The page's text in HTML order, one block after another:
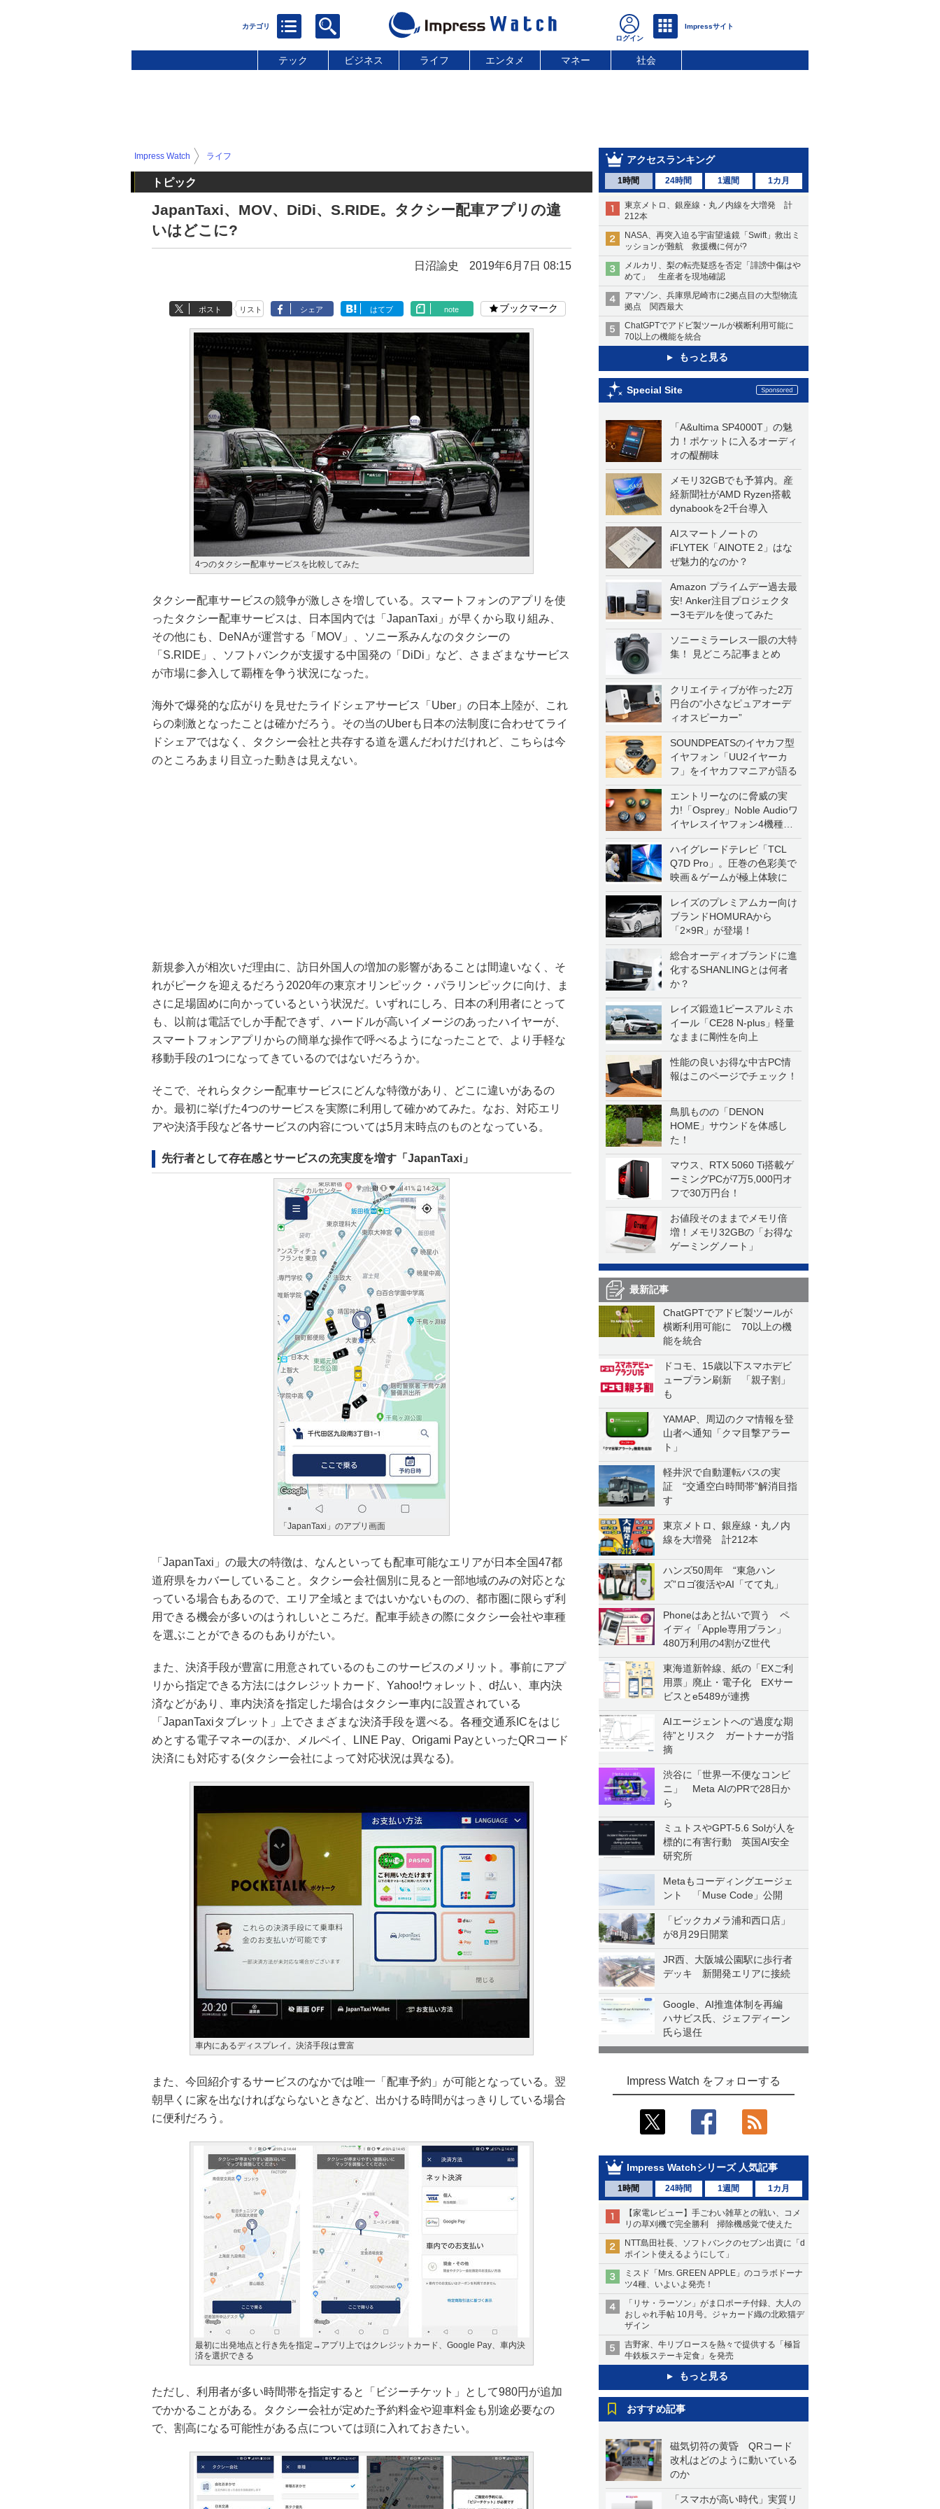
テック ビジネス ライフ エンタメ マネー 社会
アクセスランキング
1時間 24時間 1週間 1カ月
東京メトロ、銀座線・丸ノ内線を大増発 計
212本
NASA、再突入迫る宇宙望遠鏡「Swift」救出ミ
ッションが難航 救援機に何が?
メルカリ、梨の転売疑惑を否定「誹謗中傷はや
めて」 生産者を現地確認
アマゾン、兵庫県尼崎市に2拠点目の大型物流
拠点 関西最大
ChatGPTでアドビ製ツールが横断利用可能に
70以上の機能を統合
もっと見る
Special Site
「A&ultima SP4000T」の魅
力！ポケットに入るオーディ
オの醍醐味
メモリ32GBでも予算内。産
経新聞社がAMD Ryzen搭載
dynabookを2千台導入
AIスマートノートの
iFLYTEK「AINOTE 2」はな
ぜ魅力的なのか？
Amazon プライムデー過去最
安! Anker注目プロジェクタ
ー3モデルを使ってみた
ソニーミラーレス一眼の大特
集！ 見どころ記事まとめ
クリエイティブが作った2万
円台の“小さなピュアオーデ
ィオスピーカー”
SOUNDPEATSのイヤカフ型
イヤフォン「UU2イヤーカ
フ」をイヤカフマニアが語る
エントリーなのに脅威の実
力!「Osprey」Noble Audioワ
イヤレスイヤフォン4機種を
一気に聴く
ハイグレードテレビ「TCL
Q7D Pro」。圧巻の色彩美で
映画＆ゲームが極上体験に
レイズのプレミアムカー向け
ブランドHOMURAから
「2×9R」が登場！
総合オーディオブランドに進
化するSHANLINGとは何者
か？
レイズ鍛造1ピースアルミホ
イール「CE28 N-plus」軽量
なままに剛性を向上
性能の良いお得な中古PC情
報はこのページでチェック！
鳥肌ものの「DENON
HOME」サウンドを体感し
た！
マウス、RTX 5060 Ti搭載ゲ
ーミングPCが7万5,000円オ
フで30万円台！
お値段そのままでメモリ倍
増！メモリ32GBの「お得な
ゲーミングノート」
最新記事
ChatGPTでアドビ製ツールが
横断利用可能に 70以上の機
能を統合
ドコモ、15歳以下スマホデビ
ュープラン刷新 「親子割」
も
YAMAP、周辺のクマ情報を登
山者へ通知「クマ目撃アラー
ト」
軽井沢で自動運転バスの実
証 “交通空白時間帯”解消目指
す
東京メトロ、銀座線・丸ノ内
線を大増発 計212本
ハンズ50周年 “東急ハン
ズ”ロゴ復活やAI「てて丸」
Phoneはあと払いで買う ペ
イディ「Apple専用プラン」
480万利用の4割がZ世代
東海道新幹線、紙の「EXご利
用票」廃止・電子化 EXサー
ビスとe5489が連携
AIエージェントへの“過度な期
待”とリスク ガートナーが指
摘
渋谷に「世界一不便なコンビ
ニ」 Meta AIのPRで28日か
ら
ミュトスやGPT-5.6 Solが人を
標的に有害行動 英国AI安全
研究所
Metaもコーディングエージェ
ント 「Muse Code」公開
「ビックカメラ浦和西口店」
が8月29日開業
JR西、大阪城公園駅に歩行者
デッキ 新開発エリアに接続
Google、AI推進体制を再編
ハサビス氏、ジェフディーン
氏ら退任
Impress Watch をフォローする
Impress Watchシリーズ 人気記事
1時間 24時間 1週間 1カ月
【家電レビュー】手ごわい雑草との戦い、コメ
リの草刈機で完全勝利 掃除機感覚で使えた
NTT島田社長、ソフトバンクのセブン出資に「d
ポイント使えるようにして」
ミスド「Mrs. GREEN APPLE」のコラボドーナ
ツ4種、いよいよ発売！
「リサ・ラーソン」がま口ポーチ付録、大人の
おしゃれ手帖 10月号。ジャカード織の北欧猫デ
ザイン
吉野家、牛リブロースを熱々で提供する「極旨
牛鉄板ステーキ定食」を発売
もっと見る
おすすめ記事
磁気切符の黄昏 QRコード
改札はどのように動いている
のか
「スマホが高い時代」実質リ
Impress Watch ライフ
トピック
JapanTaxi、MOV、DiDi、S.RIDE。タクシー配車アプリの違
いはどこに?
日沼諭史 2019年6月7日 08:15
ポスト リスト シェア はてブ note ブックマーク
4つのタクシー配車サービスを比較してみた
タクシー配車サービスの競争が激しさを増している。スマートフォンのアプリを使
ったタクシー配車サービスは、日本国内では「JapanTaxi」が早くから取り組み、
その他にも、DeNAが運営する「MOV」、ソニー系みんなのタクシーの
「S.RIDE」、ソフトバンクが支援する中国発の「DiDi」など、さまざまなサービス
が市場に参入して覇権を争う状況になった。
海外で爆発的な広がりを見せたライドシェアサービス「Uber」の日本上陸が、これ
らの刺激となったことは確かだろう。その当のUberも日本の法制度に合わせてライ
ドシェアではなく、タクシー会社と共存する道を選んだわけだけれど、こちらは今
のところあまり目立った動きは見えない。
新規参入が相次いだ理由に、訪日外国人の増加の影響があることは間違いなく、そ
れがピークを迎えるだろう2020年の東京オリンピック・パラリンピックに向け、ま
さに足場固めに向かっているという状況だ。いずれにしろ、日本の利用者にとって
も、以前は電話でしか手配できず、ハードルが高いイメージのあったハイヤーが、
スマートフォンアプリからの簡単な操作で呼べるようになったことで、より手軽な
移動手段の1つになってきているのではないだろうか。
そこで、それらタクシー配車サービスにどんな特徴があり、どこに違いがあるの
か。最初に挙げた4つのサービスを実際に利用して確かめてみた。なお、対応エリ
アや決済手段など各サービスの内容については5月末時点のものとなっている。
先行者として存在感とサービスの充実度を増す「JapanTaxi」
「JapanTaxi」のアプリ画面
「JapanTaxi」の最大の特徴は、なんといっても配車可能なエリアが日本全国47都
道府県をカバーしていること。タクシー会社個別に見ると一部地域のみの対応とな
っている場合もあるので、エリア全域とまではいかないものの、都市圏に限らず利
用できる機会が多いのはうれしいところだ。配車手続きの際にタクシー会社や車種
を選ぶことができるのもありがたい。
また、決済手段が豊富に用意されているのもこのサービスのメリット。事前にアプ
リから指定できる方法にはクレジットカード、Yahoo!ウォレット、d払い、車内決
済などがあり、車内決済を指定した場合はタクシー車内に設置されている
「JapanTaxiタブレット」上でさまざまな決済手段を選べる。各種交通系ICをはじ
めとする電子マネーのほか、メルペイ、LINE Pay、Origami PayといったQRコード
決済にも対応する(タクシー会社によって対応状況は異なる)。
車内にあるディスプレイ。決済手段は豊富
また、今回紹介するサービスのなかでは唯一「配車予約」が可能となっている。翌
朝早くに家を出なければならないときなど、出かける時間がはっきりしている場合
に便利だろう。
最初に出発地点と行き先を指定→アプリ上ではクレジットカード、Google Pay、車内決
済を選択できる
ただし、利用者が多い時間帯を指定すると「ビジーチケット」として980円が追加
でかかることがある。タクシー会社が定めた予約料金や迎車料金も別途必要なの
で、割高になる可能性がある点については頭に入れておきたい。